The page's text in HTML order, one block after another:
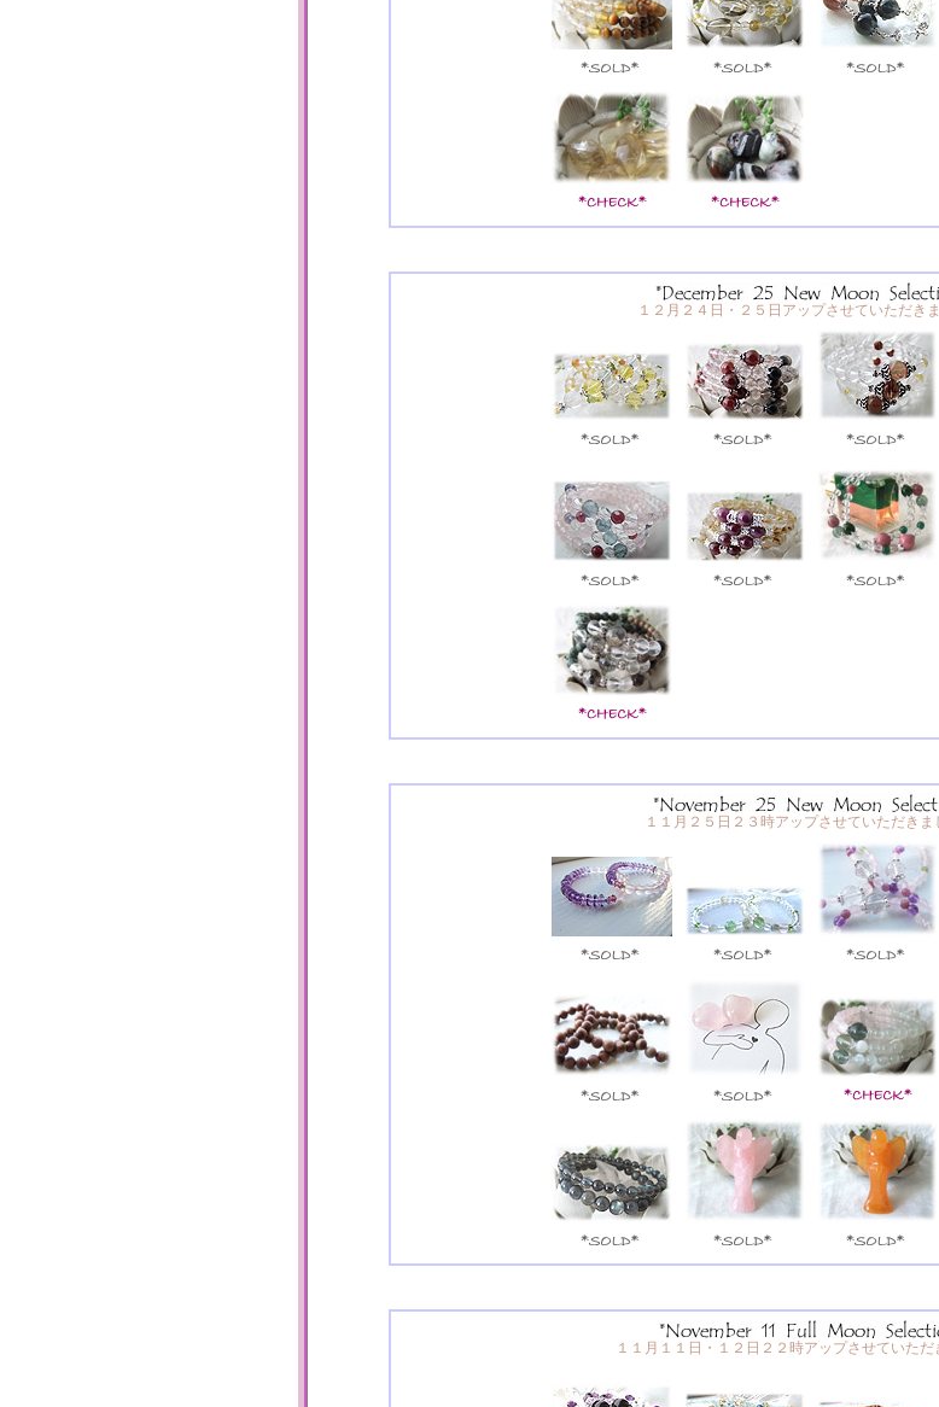
１２月２４日・２５日アップさせていただきま
１１月２５日２３時アップさせていただきま
１１月１１日・１２日２２時アップさせていただ